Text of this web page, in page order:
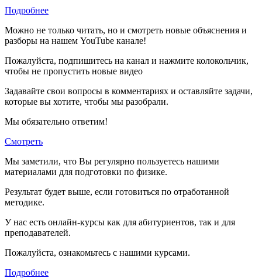
Подробнее
Можно не только читать, но и смотреть новые объяснения и
разборы на нашем YouTube канале!
Пожалуйста, подпишитесь на канал и нажмите колокольчик,
чтобы не пропустить новые видео
Задавайте свои вопросы в комментариях и оставляйте задачи,
которые вы хотите, чтобы мы разобрали.
Мы обязательно ответим!
Смотреть
Мы заметили, что Вы регулярно пользуетесь нашими
материалами для подготовки по физике.
Результат будет выше, если готовиться по отработанной
методике.
У нас есть онлайн-курсы как для абитуриентов, так и для
преподавателей.
Пожалуйста, ознакомьтесь с нашими курсами.
Подробнее